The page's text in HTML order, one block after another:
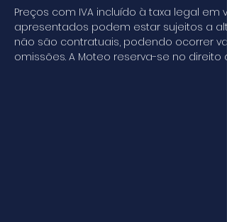
Preços com IVA incluído à taxa legal
apresentados podem estar sujeitos a
não são contratuais, podendo ocorrer
omissões. A Moteo reserva-se no